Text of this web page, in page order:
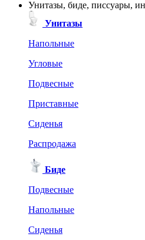
Унитазы, биде, писсуары,
Унитазы
Напольные
Угловые
Подвесные
Приставные
Сиденья
Распродажа
Биде
Подвесные
Напольные
Сиденья